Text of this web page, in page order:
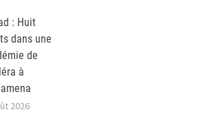
: Huit
dans une
de
à
2026